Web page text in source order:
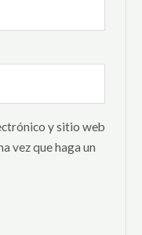
y sitio web
vez que haga un